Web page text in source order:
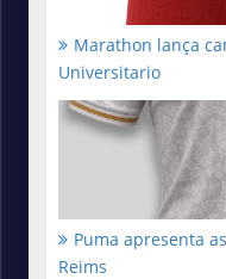
Marathon lança
Universitario
Puma apresenta
Reims